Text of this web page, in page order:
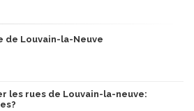
de Louvain-la-Neuve
les rues de Louvain-la-neuve: